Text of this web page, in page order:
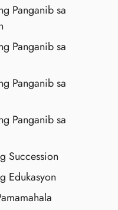
Panganib sa
Panganib sa
Panganib sa
Panganib sa
Succession
Edukasyon